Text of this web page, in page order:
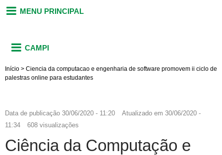
MENU PRINCIPAL
CAMPI
Início > Ciencia da computacao e engenharia de software promovem ii ciclo de
palestras online para estudantes
Data de publicação 30/06/2020 - 11:20 Atualizado em 30/06/2020 -
11:34
608 visualizações
Ciência da Computação e